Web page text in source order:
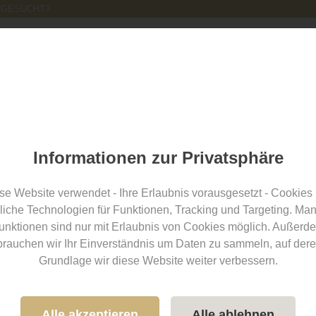
Once Für alle die nicht eine, sondern DIE Hochzeit planen: Der
Artikel zum ThemaEinladung
Einladung
Informationen zur Privatsphäre
Website verwendet - Ihre Erlaubnis vorausgesetzt - Cookies
Technologien für Funktionen, Tracking und Targeting.
sind nur mit Erlaubnis von Cookies möglich.
wir Ihr Einverständnis um Daten zu sammeln, auf
Grundlage wir diese Website weiter verbessern.